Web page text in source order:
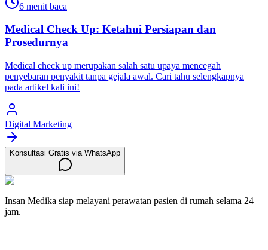
6 menit baca
Medical Check Up: Ketahui Persiapan dan
Prosedurnya
Medical check up merupakan salah satu upaya mencegah
penyebaran penyakit tanpa gejala awal. Cari tahu selengkapnya
pada artikel kali ini!
Digital Marketing
Konsultasi Gratis via WhatsApp
Insan Medika siap melayani perawatan pasien di rumah selama 24
jam.